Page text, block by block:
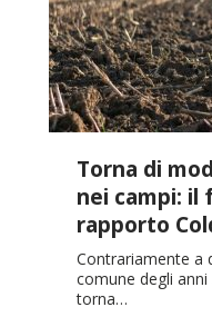
Torna di
nei campi: il
rapporto
Contrariamente a
comune degli
torna…